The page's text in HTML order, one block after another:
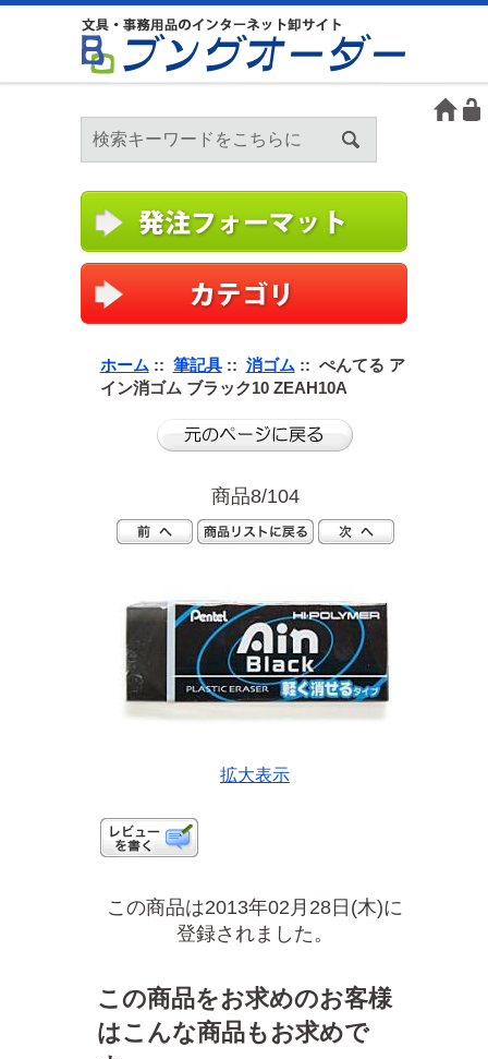
ホーム :: 筆記具:: 消ゴム :: ぺんてる ア
イン消ゴム ブラック10 ZEAH10A
商品8/104
拡大表示
この商品は2013年02月28日(木)に
登録されました。
この商品をお求めのお客様
はこんな商品もお求めで